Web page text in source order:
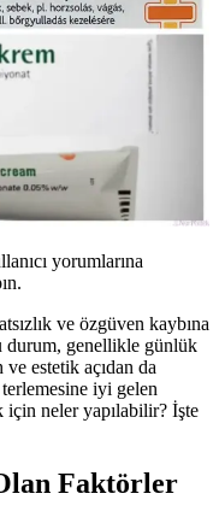
yorumlarına
ve özgüven kaybına
durum, genellikle günlük
estetik açıdan da
iyi gelen
neler yapılabilir? İşte
Faktörler